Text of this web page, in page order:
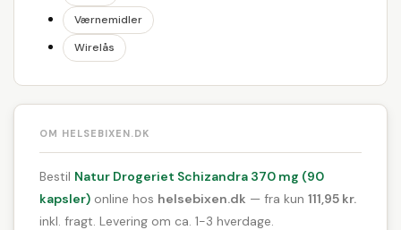
Værnemidler
Wirelås
OM HELSEBIXEN.DK
Bestil Natur Drogeriet Schizandra 370 mg (90
kapsler) online hos helsebixen.dk — fra kun 111,95 kr.
inkl. fragt. Levering om ca. 1-3 hverdage.